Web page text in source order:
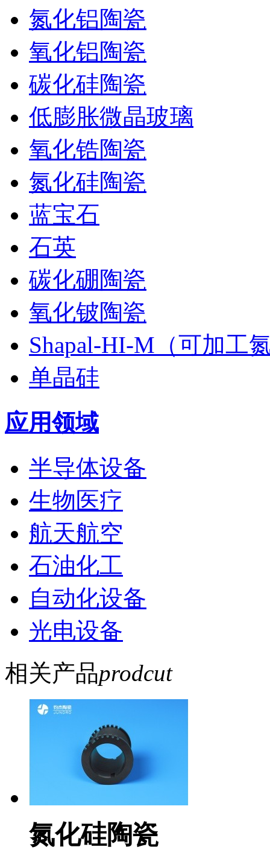
氮化铝陶瓷
氧化铝陶瓷
碳化硅陶瓷
低膨胀微晶玻璃
氧化锆陶瓷
氮化硅陶瓷
蓝宝石
石英
碳化硼陶瓷
氧化铍陶瓷
Shapal-HI-M（可加工
单晶硅
应用领域
半导体设备
生物医疗
航天航空
石油化工
自动化设备
光电设备
相关产品prodcut
氮化硅陶瓷